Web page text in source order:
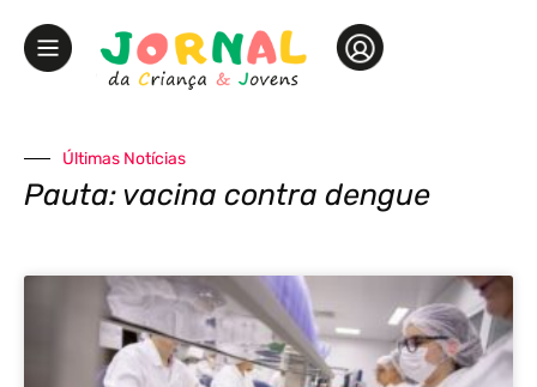
Últimas Notícias
Pauta: vacina contra dengue